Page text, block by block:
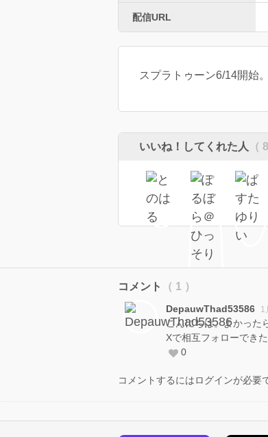
配信URL
スプラトゥーン6/14開始。
いいね！してくれた人 （
コメント （ 1 ）
DepauwThad53586 1
こんにちは。よかった
Xで相互フォローでき
0
コメントするにはログインが必要